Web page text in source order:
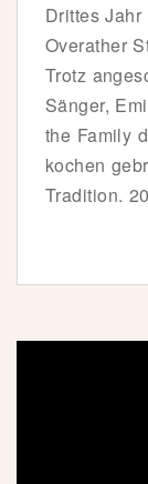
Drittes
Overather
Trotz
Sänger,
the Family
kochen
Tradition.